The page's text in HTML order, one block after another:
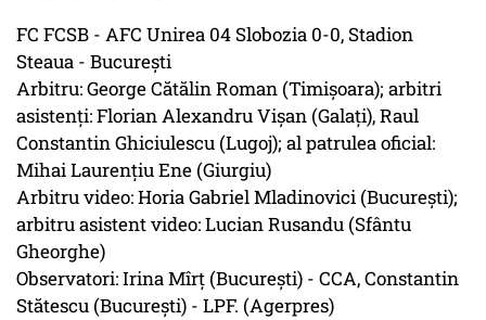
FC FCSB - AFC Unirea 04 Slobozia 0-0, Stadion
Steaua - București
Arbitru: George Cătălin Roman (Timișoara); arbitri
asistenți: Florian Alexandru Vișan (Galați), Raul
Constantin Ghiciulescu (Lugoj); al patrulea oficial:
Mihai Laurențiu Ene (Giurgiu)
Arbitru video: Horia Gabriel Mladinovici (București);
arbitru asistent video: Lucian Rusandu (Sfântu
Gheorghe)
Observatori: Irina Mîrț (București) - CCA, Constantin
Stătescu (București) - LPF. (Agerpres)